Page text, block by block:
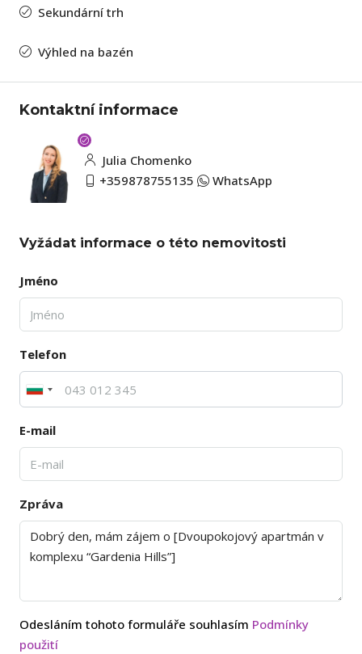
Sekundární trh
Výhled na bazén
Kontaktní informace
Julia Chomenko
+359878755135
WhatsApp
Vyžádat informace o této nemovitosti
Jméno
Telefon
E-mail
Zpráva
Odesláním tohoto formuláře souhlasím Podmínky
použití